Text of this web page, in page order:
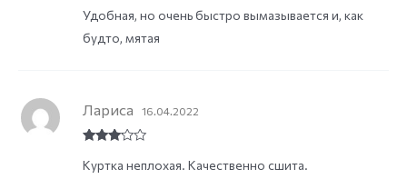
of 5
Удобная, но очень быстро вымазывается и, как
будто, мятая
out of
Лариса 16.04.2022
Куртка неплохая. Качественно сшита.